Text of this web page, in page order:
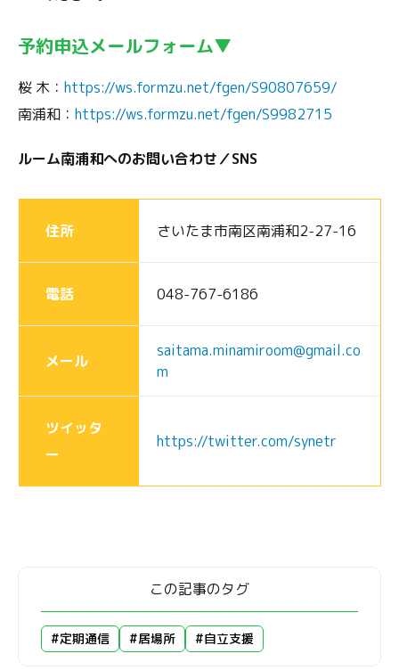
予約申込メールフォーム▼
桜 木： https://ws.formzu.net/fgen/S90807659/
南浦和： https://ws.formzu.net/fgen/S9982715
ルーム南浦和へのお問い合わせ／SNS
住所 さいたま市南区南浦和2-27-16
電話 048-767-6186
メール
saitama.minamiroom@gmail.co
m
ツイッタ
ー
https://twitter.com/synetr
この記事のタグ
#定期通信 #居場所 #自立支援